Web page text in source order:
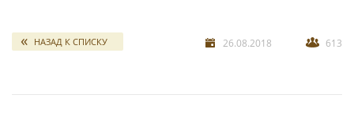
НАЗАД К СПИСКУ 26.08.2018 6132